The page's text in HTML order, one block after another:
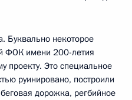
Буквально некоторое
ФОК имени 200-летия
проекту. Это специальное
руинировано, построили
дорожка, регбийное